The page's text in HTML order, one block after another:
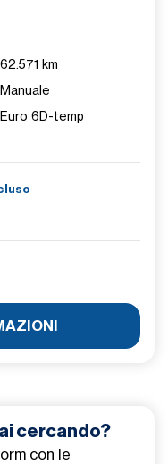
62.571 km
Euro 6D-temp
cercando?
con le